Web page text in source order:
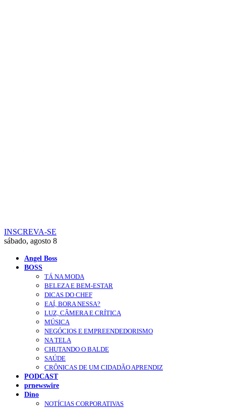
INSCREVA-SE
sábado, agosto 8
Angel Boss
BOSS
TÁ NA MODA
BELEZA E BEM-ESTAR
DICAS DO CHEF
EAÍ, BORA NESSA?
LUZ, CÂMERA E CRÍTICA
MÚSICA
NEGÓCIOS E EMPREENDEDORISMO
NA TELA
CHUTANDO O BALDE
SAÚDE
CRÔNICAS DE UM CIDADÃO APRENDIZ
PODCAST
prnewswire
Dino
NOTÍCIAS CORPORATIVAS